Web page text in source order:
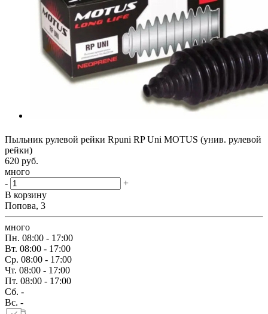
Пыльник рулевой рейки Rpuni RP Uni MOTUS (унив. рулевой
рейки)
620 руб.
много
-
+
В корзину
Попова, 3
много
Пн. 08:00 - 17:00
Вт. 08:00 - 17:00
Ср. 08:00 - 17:00
Чт. 08:00 - 17:00
Пт. 08:00 - 17:00
Сб. -
Вс. -